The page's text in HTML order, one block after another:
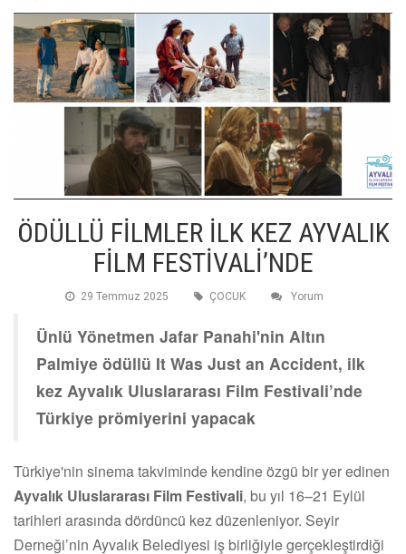
ÖDÜLLÜ FİLMLER İLK KEZ AYVALIK
FİLM FESTİVALİ’NDE
29 Temmuz 2025 ÇOCUK Yorum
Ünlü Yönetmen Jafar Panahi'nin Altın
Palmiye ödüllü It Was Just an Accident, ilk
kez Ayvalık Uluslararası Film Festivali’nde
Türkiye prömiyerini yapacak
Türkiye'nin sinema takviminde kendine özgü bir yer edinen
Ayvalık Uluslararası Film Festivali, bu yıl 16–21 Eylül
tarihleri arasında dördüncü kez düzenleniyor. Seyir
Derneği’nin Ayvalık Belediyesi iş birliğiyle gerçekleştirdiği